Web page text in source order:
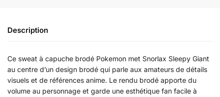
Description
Ce sweat à capuche brodé Pokemon met Snorlax Sleepy Giant
au centre d’un design brodé qui parle aux amateurs de détails
visuels et de références anime. Le rendu brodé apporte du
volume au personnage et garde une esthétique fan facile à